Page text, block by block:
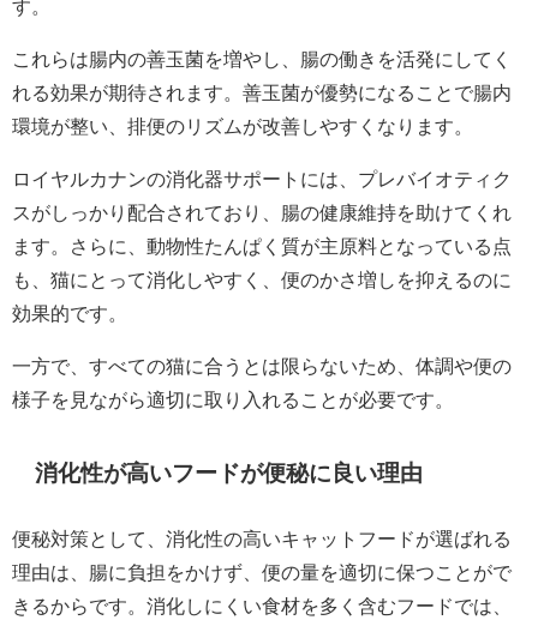
す。
これらは腸内の善玉菌を増やし、腸の働きを活発にしてく
れる効果が期待されます。善玉菌が優勢になることで腸内
環境が整い、排便のリズムが改善しやすくなります。
ロイヤルカナンの消化器サポートには、プレバイオティク
スがしっかり配合されており、腸の健康維持を助けてくれ
ます。さらに、動物性たんぱく質が主原料となっている点
も、猫にとって消化しやすく、便のかさ増しを抑えるのに
効果的です。
一方で、すべての猫に合うとは限らないため、体調や便の
様子を見ながら適切に取り入れることが必要です。
消化性が高いフードが便秘に良い理由
便秘対策として、消化性の高いキャットフードが選ばれる
理由は、腸に負担をかけず、便の量を適切に保つことがで
きるからです。消化しにくい食材を多く含むフードでは、